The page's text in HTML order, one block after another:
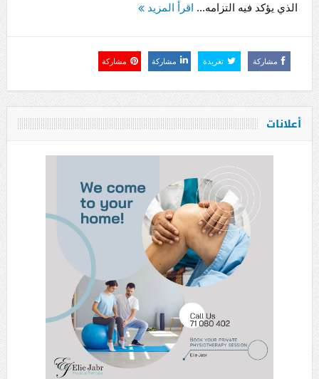
الذي يؤكد فيه التزامه... اقرأ المزيد
مشاركة تغريدة مشاركة مشاركة
أعلانات